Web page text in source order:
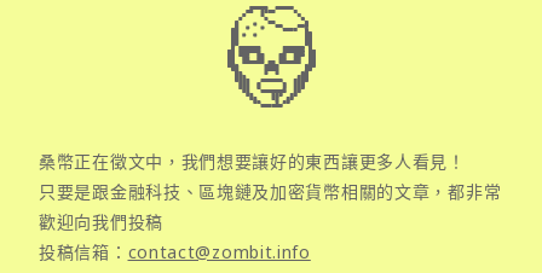
桑幣正在徵文中，我們想要讓好的東西讓更多人看見！
只要是跟金融科技、區塊鏈及加密貨幣相關的文章，都非常
歡迎向我們投稿
投稿信箱： contact@zombit.info